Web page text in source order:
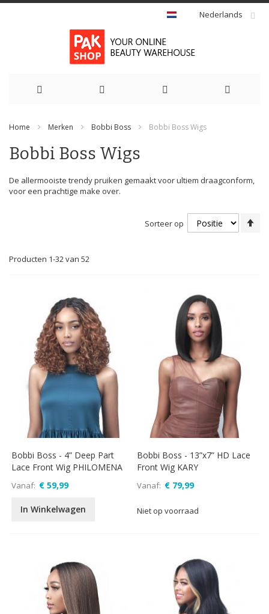
Nederlands
de
inhoud
Home Merken Bobbi Boss Bobbi Boss Wigs
Bobbi Boss Wigs
De allermooiste trendy pruiken gemaakt voor ultiem draagconform,
voor een prachtige make over.
Producten 1-32van 52
Sorteer op
Bobbi Boss - 4” Deep Part
Lace Front Wig PHILOMENA
Vanaf € 59,99
In Winkelwagen
Bobbi Boss - 13”x7” HD Lace
Front Wig KARY
Vanaf € 79,99
Niet op voorraad